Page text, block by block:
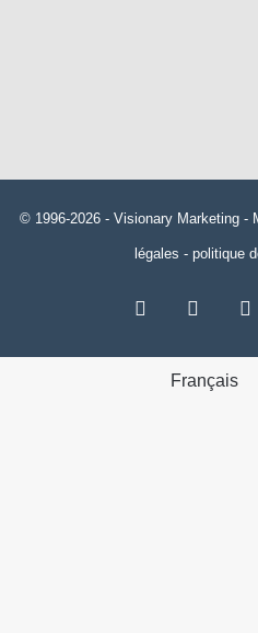
© 1996-2026 - Visionary Marketing -
légales - politique
Français